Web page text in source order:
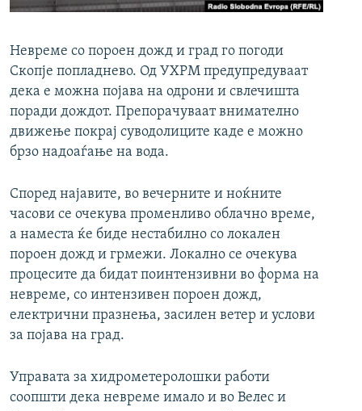
Невреме со пороен дожд и град го погоди
Скопје попладнево. Од УХРМ предупредуваат
дека е можна појава на одрони и свлечишта
поради дождот. Препорачуваат внимателно
движење покрај суводолиците каде е можно
брзо надоаѓање на вода.
Според најавите, во вечерните и ноќните
часови се очекува променливо облачно време,
а наместа ќе биде нестабилно со локален
пороен дожд и грмежи. Локално се очекува
процесите да бидат поинтензивни во форма на
невреме, со интензивен пороен дожд,
електрични празнења, засилен ветер и услови
за појава на град.
Управата за хидрометеролошки работи
соопшти дека невреме имало и во Велес и